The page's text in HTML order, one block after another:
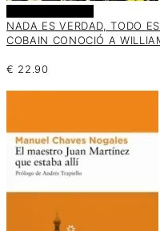
NADA ES VERDAD, TODO
COBAIN CONOCIÓ A
€ 22.90